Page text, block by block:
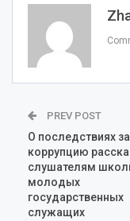
PREV POST
О последствиях за
коррупцию
слушателям
молодых
государственных
служащих